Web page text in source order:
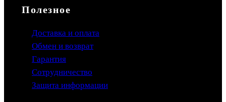
Полезное
Доставка и оплата
Обмен и возврат
Гарантия
Сотрудничество
Защита информации